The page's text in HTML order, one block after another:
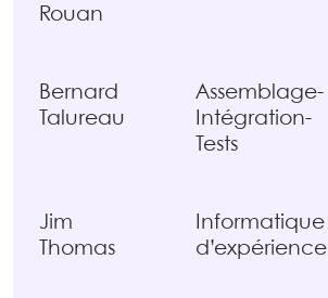
Rouan
Bernard
Talureau
Assemblage-
Intégration-
Tests
Jim
Thomas
Informatique
d’expérience